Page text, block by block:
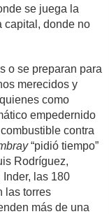
se juega la
capital, donde no
o se preparan para
merecidos y
como
empedernido
contra
“pidió tiempo”
Rodríguez,
las 180
las torres
más de una